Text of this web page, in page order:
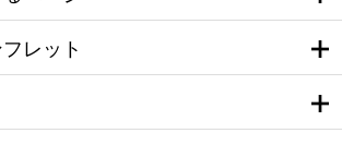
レット